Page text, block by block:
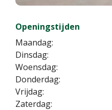
Openingstijden
Maandag:
Dinsdag:
Woensdag:
Donderdag:
Vrijdag:
Zaterdag: